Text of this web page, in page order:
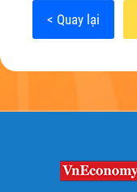
< Quay lại